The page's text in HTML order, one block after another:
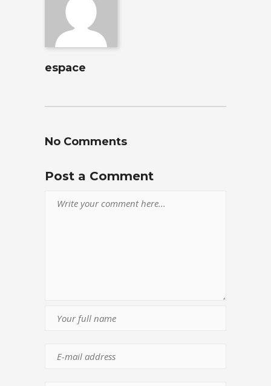
espace
No Comments
Post a Comment